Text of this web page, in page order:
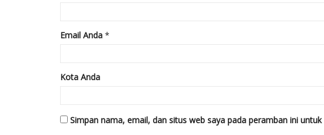
Email Anda *
Kota Anda
Simpan nama, email, dan situs web saya pada peramban ini